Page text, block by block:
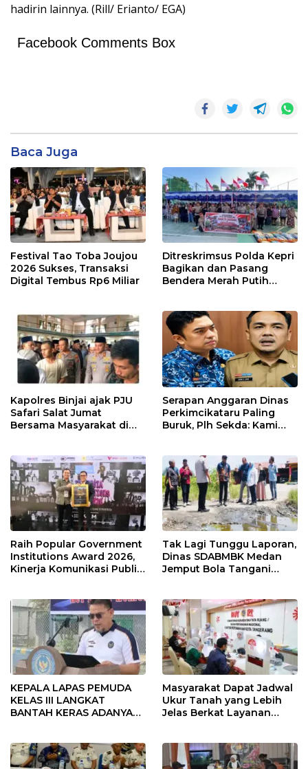
hadirin lainnya. (Rill/ Erianto/ EGA)
Facebook Comments Box
Baca Juga
Festival Tao Toba Joujou
2026 Sukses, Transaksi
Digital Tembus Rp6 Miliar
Ditreskrimsus Polda Kepri
Bagikan dan Pasang
Bendera Merah Putih
Kebangsaan.
Kapolres Binjai ajak PJU
Safari Salat Jumat
Bersama Masyarakat di
Serapan Anggaran Dinas
Perkimcikataru Paling
Buruk, Plh Sekda: Kami
Raih Popular Government
Institutions Award 2026,
Kinerja Komunikasi Publik
Tak Lagi Tunggu Laporan,
Dinas SDABMBK Medan
Jemput Bola Tangani
KEPALA LAPAS PEMUDA
KELAS III LANGKAT
BANTAH KERAS ADANYA
TENTANG SINDIKAT
PENIPU PENJUALAN EMAS
Masyarakat Dapat Jadwal
Ukur Tanah yang Lebih
Jelas Berkat Layanan